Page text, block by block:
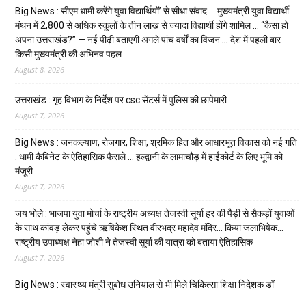
Big News : सीएम धामी करेंगे युवा विद्यार्थियों’ से सीधा संवाद … मुख्यमंत्री युवा विद्यार्थी
मंथन में 2,800 से अधिक स्कूलों के तीन लाख से ज्यादा विद्यार्थी होंगे शामिल … “कैसा हो
अपना उत्तराखंड?” — नई पीढ़ी बताएगी अगले पांच वर्षों का विजन … देश में पहली बार
किसी मुख्यमंत्री की अभिनव पहल
August 8, 2026
उत्तराखंड : गृह विभाग के निर्देश पर csc सेंटर्स में पुलिस की छापेमारी
August 7, 2026
Big News : जनकल्याण, रोजगार, शिक्षा, श्रमिक हित और आधारभूत विकास को नई गति
: धामी कैबिनेट के ऐतिहासिक फैसले … हल्द्वानी के लामाचौड़ में हाईकोर्ट के लिए भूमि को
मंजूरी
August 7, 2026
जय भोले : भाजपा युवा मोर्चा के राष्ट्रीय अध्यक्ष तेजस्वी सूर्या हर की पैड़ी से सैकड़ों युवाओं
के साथ कांवड़ लेकर पहुंचे ऋषिकेश स्थित वीरभद्र महादेव मंदिर… किया जलाभिषेक…
राष्ट्रीय उपाध्यक्ष नेहा जोशी ने तेजस्वी सूर्या की यात्रा को बताया ऐतिहासिक
August 7, 2026
Big News : स्वास्थ्य मंत्री सुबोध उनियाल से भी मिले चिकित्सा शिक्षा निदेशक डॉ